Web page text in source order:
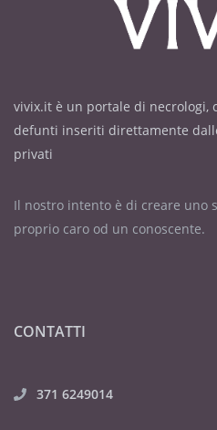
vivix.it è un portale di necrologi,
defunti inseriti direttamente
privati
Il nostro intento è di creare uno
proprio caro od un conoscente.
CONTATTI
371 6249014